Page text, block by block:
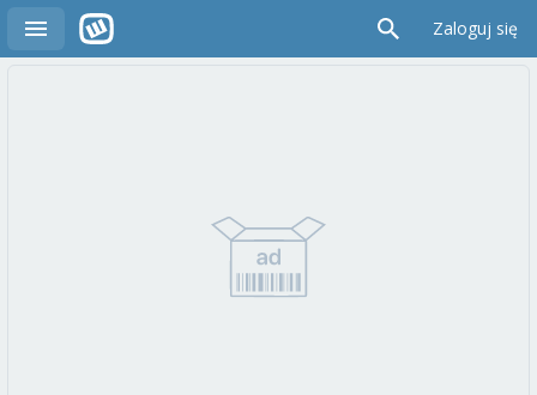
Zaloguj się